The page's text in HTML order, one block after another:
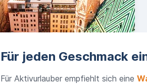
Für jeden Geschmack
Für Aktivurlauber empfiehlt sich eine